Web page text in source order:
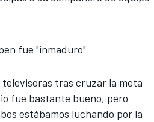
fue "inmaduro"
televisoras tras cruzar la meta
fue bastante bueno, pero
estábamos luchando por la